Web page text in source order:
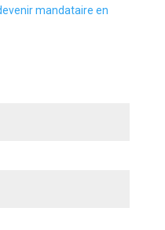
mandataire en